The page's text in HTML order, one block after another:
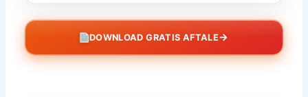
DOWNLOAD GRATIS AFTALE→